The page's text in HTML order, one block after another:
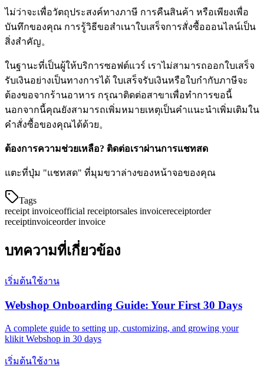
ไม่ว่าจะเพื่อวัตถุประสงค์ทางภาษี การคืนสินค้า หรือเพียงเพื่อ
บันทึกของคุณ การรู้วิธีขอสำเนาใบเสร็จการสั่งซื้อออนไลน์เป็น
สิ่งสำคัญ。
ในฐานะที่เป็นผู้ให้บริการซอฟต์แวร์ เราไม่สามารถออกใบเสร็จ
รับเงินอย่างเป็นทางการได้ ใบเสร็จรับเงินหรือใบกำกับภาษีจะ
ต้องขอจากร้านอาหาร กรุณาติดต่อสาขาเพื่อทำการขอนี้
นอกจากนี้คุณยังสามารถเพิ่มหมายเหตุเป็นคำแนะนำเพิ่มเติมใน
คำสั่งซื้อของคุณได้ด้วย。
ต้องการความช่วยเหลือ? ติดต่อเราผ่านการแชทสด
แตะที่ปุ่ม "แชทสด" ที่มุมขวาล่างของหน้าจอของคุณ
Tags
receipt invoiceofficial receiptorsales invoicereceiptorder
receiptinvoiceorder invoice
บทความที่เกี่ยวข้อง
เริ่มต้นใช้งาน
Webshop Onboarding Guide: Your First 30 Days
A complete guide to setting up, customizing, and growing your
klikit Webshop in 30 days
เริ่มต้นใช้งาน